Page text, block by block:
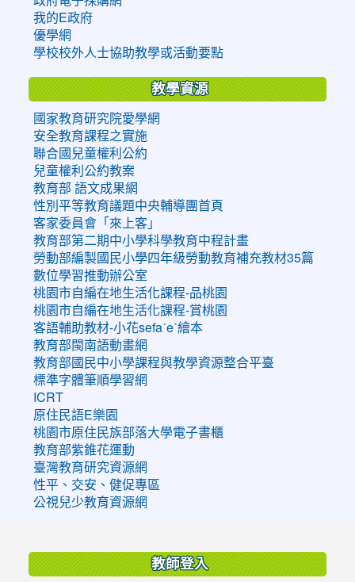
我的E政府
優學網
學校校外人士協助教學或活動要點
教學資源
國家教育研究院愛學網
安全教育課程之實施
聯合國兒童權利公約
兒童權利公約教案
教育部 語文成果網
性別平等教育議題中央輔導團首頁
客家委員會「來上客」
教育部第二期中小學科學教育中程計畫
勞動部編製國民小學四年級勞動教育補充教材35篇
數位學習推動辦公室
桃園市自編在地生活化課程-品桃園
桃園市自編在地生活化課程-賞桃園
客語輔助教材-小花sefaˊeˋ繪本
教育部閩南語動畫網
教育部國民中小學課程與教學資源整合平臺
標準字體筆順學習網
ICRT
原住民語E樂園
桃園市原住民族部落大學電子書櫃
教育部紫錐花運動
臺灣教育研究資源網
性平、交安、健促專區
公視兒少教育資源網
教師登入